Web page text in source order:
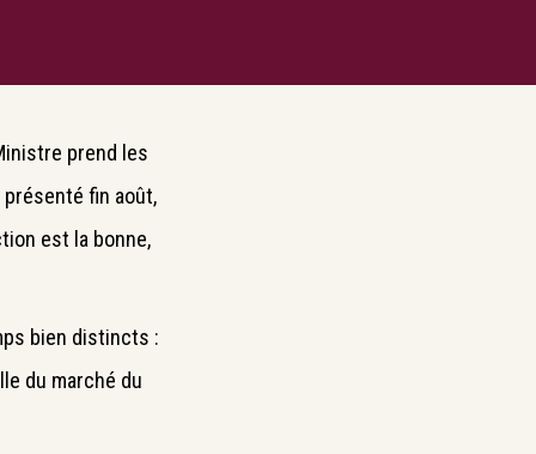
prend les
présenté fin août,
est la bonne,
bien distincts :
du marché du